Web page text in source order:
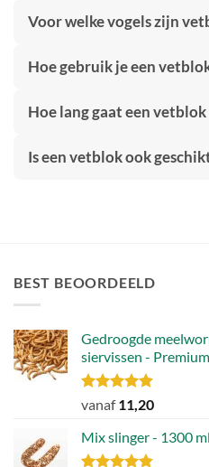
Voor welke vogels zijn
Hoe gebruik je een
Hoe lang gaat een vetblok
Is een vetblok ook
BEST BEOORDEELD
Gedroogde
siervissen -
Gewaardeerd
uit 5
vanaf11,20
Mix slinger - 1300 ml